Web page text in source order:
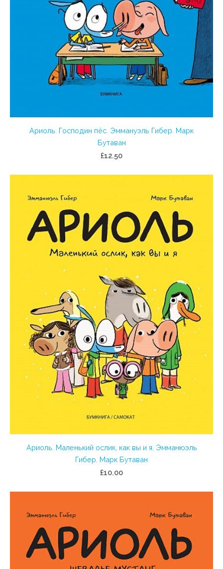
Ариоль. Господин пёс. Эммануэль Гибер. Марк
Бутаван
£12.50
Ариоль. Маленький ослик, как вы и я. Эмманюэль
Гибер. Марк Бутаван
£10.00